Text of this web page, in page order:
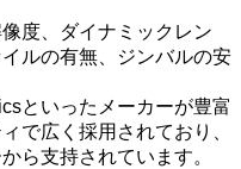
度、ダイナミックレン
ルの有無、ジンバルの安
といったメーカーが豊富
で広く採用されており、
ら支持されています。